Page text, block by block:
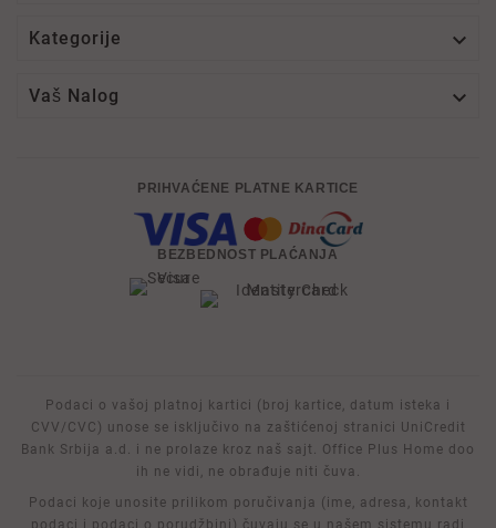
Kategorije 
Vaš Nalog 
PRIHVAĆENE PLATNE KARTICE
BEZBEDNOST PLAĆANJA
Podaci o vašoj platnoj kartici (broj kartice, datum isteka i
CVV/CVC) unose se isključivo na zaštićenoj stranici UniCredit
Bank Srbija a.d. i ne prolaze kroz naš sajt. Office Plus Home doo
ih ne vidi, ne obrađuje niti čuva.
Podaci koje unosite prilikom poručivanja (ime, adresa, kontakt